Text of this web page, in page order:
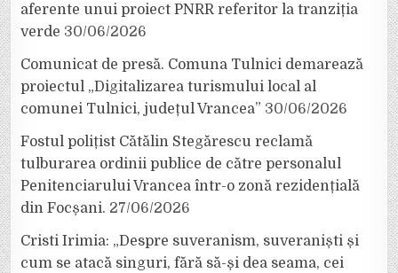
aferente unui proiect PNRR referitor la tranziția
verde 30/06/2026
Comunicat de presă. Comuna Tulnici demarează
proiectul „Digitalizarea turismului local al
comunei Tulnici, județul Vrancea” 30/06/2026
Fostul polițist Cătălin Stegărescu reclamă
tulburarea ordinii publice de către personalul
Penitenciarului Vrancea într-o zonă rezidențială
din Focșani. 27/06/2026
Cristi Irimia: „Despre suveranism, suveraniști și
cum se atacă singuri, fără să-și dea seama, cei